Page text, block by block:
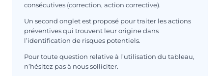
consécutives (correction, action corrective).
Un second onglet est proposé pour traiter les actions
préventives qui trouvent leur origine dans
l’identification de risques potentiels.
Pour toute question relative à l’utilisation du tableau,
n’hésitez pas à nous solliciter.